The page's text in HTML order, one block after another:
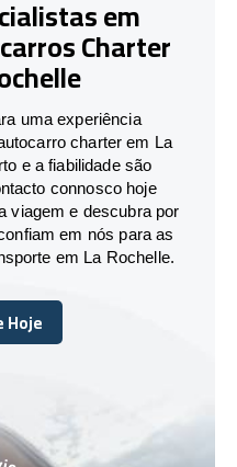
em
Charter
uma experiência
charter em La
e a fiabilidade são
connosco hoje
viagem e descubra por
em nós para as
em La Rochelle.
Hoje
Hoje